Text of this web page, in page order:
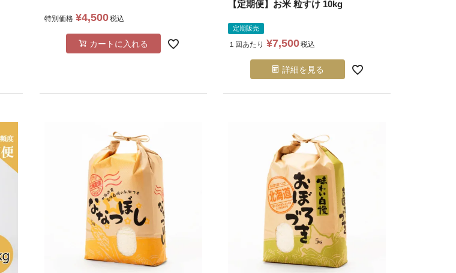
特別価格 ¥4,500税込
カートに入れる
【定期便】お米 粒すけ 10kg
定期販売
１回あたり ¥7,500税込
詳細を見る